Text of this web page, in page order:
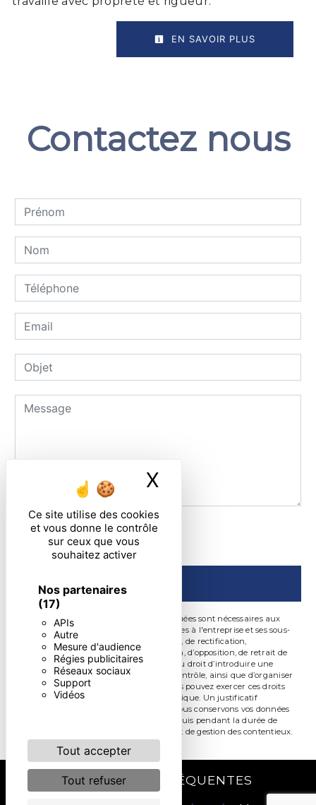
Ce site utilise des cookies
et vous donne le contrôle
sur ceux que vous
souhaitez activer
Nos partenaires
(17)
APIs
Autre
Mesure d'audience
Régies publicitaires
Réseaux sociaux
Support
Vidéos
Tout accepter
Tout refuser
X
EN SAVOIR PLUS
Contactez nous
En cochant cette case, j'accepte les conditions
particulières ci-dessous **
** Les données personnelles communiquées sont nécessaires aux
fins de vous contacter. Elles sont destinées à l'entreprise et ses sous-
traitants. Vous disposez de droits d’accès, de rectification,
d’effacement, de portabilité, de limitation, d’opposition, de retrait de
votre consentement à tout moment et du droit d’introduire une
réclamation auprès d’une autorité de contrôle, ainsi que d’organiser
le sort de vos données post-mortem. Vous pouvez exercer ces droits
par voie postale ou par courrier électronique. Un justificatif
d'identité pourra vous être demandé. Nous conservons vos données
pendant la période de prise de contact puis pendant la durée de
prescription légale aux fins probatoire et de gestion des contentieux.
RECHERCHES FRÉQUENTES